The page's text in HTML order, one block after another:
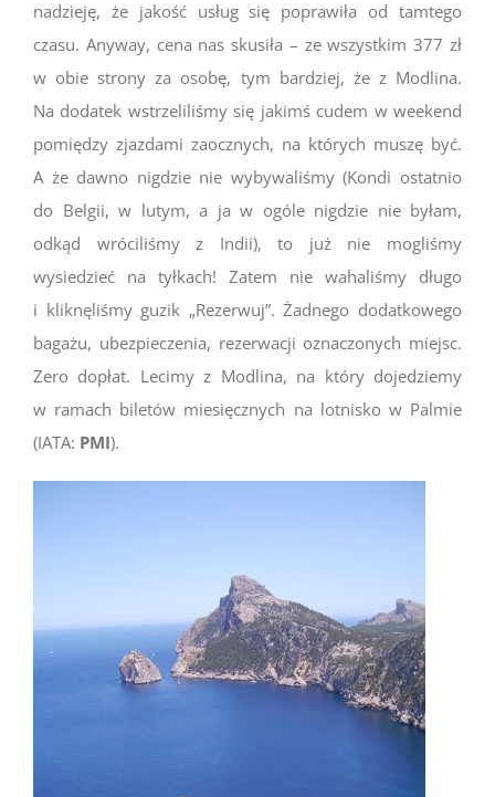
nadzieję, że jakość usług się poprawiła od tamtego
czasu. Anyway, cena nas skusiła – ze wszystkim 377 zł
w obie strony za osobę, tym bardziej, że z Modlina.
Na dodatek wstrzeliliśmy się jakimś cudem w weekend
pomiędzy zjazdami zaocznych, na których muszę być.
A że dawno nigdzie nie wybywaliśmy (Kondi ostatnio
do Belgii, w lutym, a ja w ogóle nigdzie nie byłam,
odkąd wróciliśmy z Indii), to już nie mogliśmy
wysiedzieć na tyłkach! Zatem nie wahaliśmy długo
i kliknęliśmy guzik „Rezerwuj”. Żadnego dodatkowego
bagażu, ubezpieczenia, rezerwacji oznaczonych miejsc.
Zero dopłat. Lecimy z Modlina, na który dojedziemy
w ramach biletów miesięcznych na lotnisko w Palmie
(IATA: PMI).